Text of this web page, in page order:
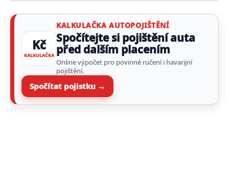
Kč
KALKULAČKA
KALKULAČKA AUTOPOJIŠTĚNÍ
Spočítejte si pojištění auta
před dalším placením
Online výpočet pro povinné ručení i havarijní
pojištění.
Spočítat pojistku →